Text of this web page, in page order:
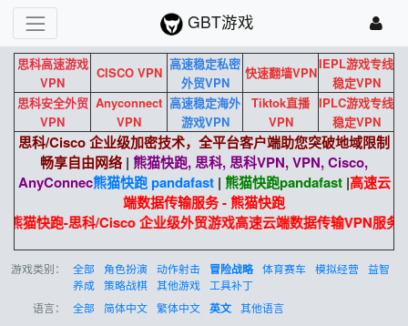
GBT游戏
思科高速游戏
VPN
CISCO VPN
高速稳定私密
外贸VPN
快速翻墙VPN
IEPL游戏专线
稳定VPN
思科安全外贸
VPN
Anyconnect
VPN
高速稳定海外
游戏VPN
Tiktok直播
VPN
IPLC游戏专线
稳定VPN
思科/Cisco 企业级加密技术，全平台客户端助您突破地域限制
畅享自由网络 | 熊猫快跑, 思科, 思科VPN, VPN, Cisco,
AnyConnec熊猫快跑 pandafast| 熊猫快跑pandafast|高速云
端数据传输服务 - 熊猫快跑
熊猫快跑-思科/Cisco 企业级外贸游戏高速云端数据传输VPN服务
游戏类别： 全部 角色扮演 动作射击 冒险战略 体育赛车 模拟经营 益智
养成 策略战棋 其他游戏
工具补丁
语言：
全部 简体中文 繁体中文 英文 其他语言